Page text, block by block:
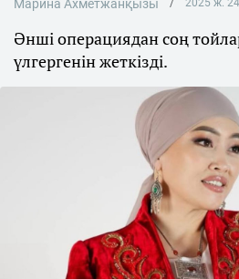
Марина Ахметжанқызы 2025 ж.
Әнші операциядан соң
үлгергенін жеткізді.